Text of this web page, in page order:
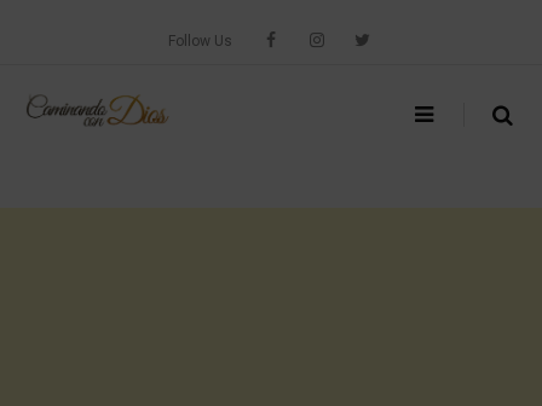
Follow Us